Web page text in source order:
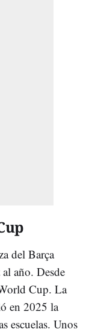
del Barça
año. Desde
Cup. La
en 2025 la
escuelas. Unos